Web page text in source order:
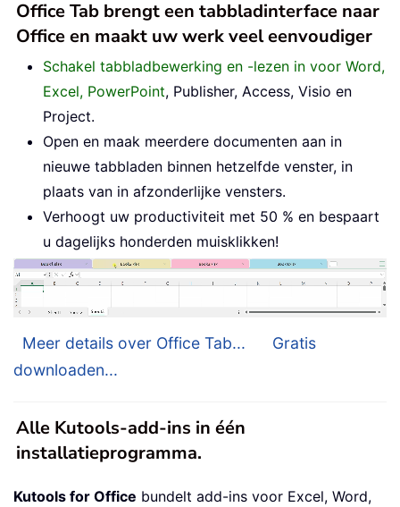
Office Tab brengt een tabbladinterface naar
Office en maakt uw werk veel eenvoudiger
Schakel tabbladbewerking en -lezen in voor Word,
Excel, PowerPoint, Publisher, Access, Visio en
Project.
Open en maak meerdere documenten aan in
nieuwe tabbladen binnen hetzelfde venster, in
plaats van in afzonderlijke vensters.
Verhoogt uw productiviteit met 50 % en bespaart
u dagelijks honderden muisklikken!
Meer details over Office Tab...
Gratis
downloaden...
Alle Kutools-add-ins in één
installatieprogramma.
Kutools for Office bundelt add-ins voor Excel, Word,